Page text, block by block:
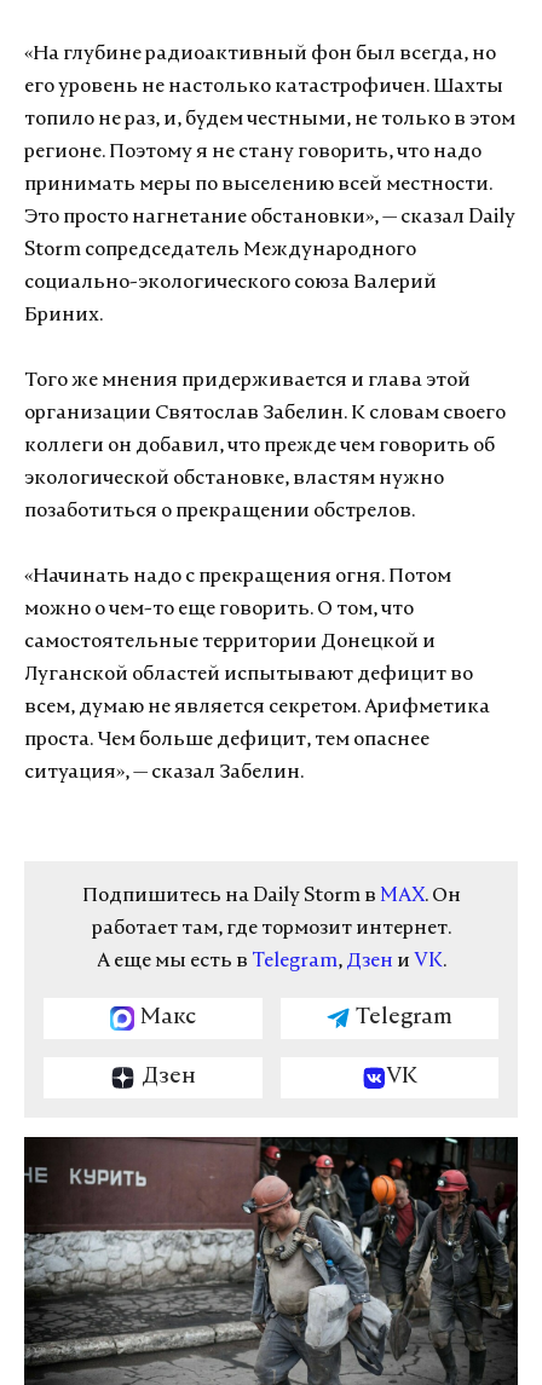
«На глубине радиоактивный фон был всегда, но
его уровень не настолько катастрофичен. Шахты
топило не раз, и, будем честными, не только в этом
регионе. Поэтому я не стану говорить, что надо
принимать меры по выселению всей местности.
Это просто нагнетание обстановки», — сказал Daily
Storm сопредседатель Международного
социально-экологического союза Валерий
Бриних.
Того же мнения придерживается и глава этой
организации Святослав Забелин. К словам своего
коллеги он добавил, что прежде чем говорить об
экологической обстановке, властям нужно
позаботиться о прекращении обстрелов.
«Начинать надо с прекращения огня. Потом
можно о чем-то еще говорить. О том, что
самостоятельные территории Донецкой и
Луганской областей испытывают дефицит во
всем, думаю не является секретом. Арифметика
проста. Чем больше дефицит, тем опаснее
ситуация», — сказал Забелин.
Подпишитесь на Daily Storm в MAX. Он
работает там, где тормозит интернет.
А еще мы есть в Telegram, Дзен и VK.
Макс Telegram
Дзен VK